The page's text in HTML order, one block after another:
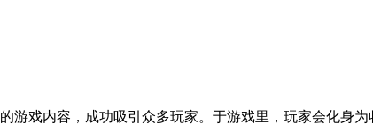
游戏内容，成功吸引众多玩家。于游戏里，玩家会化身